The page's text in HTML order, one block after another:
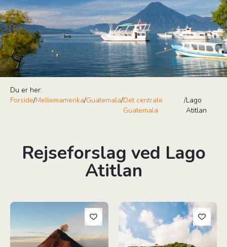
Du er her:
Forside/Mellemamerika/Guatemala/Det centrale
Guatemala
/Lago
Atitlan
Rejseforslag ved Lago
Atitlan
Aktive Guatemala Guatemala & El Salvador